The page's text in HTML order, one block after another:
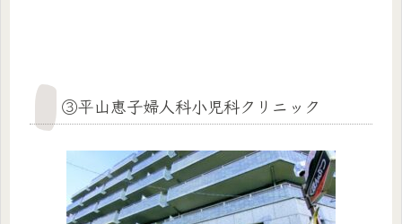
③平山恵子婦人科小児科クリニック